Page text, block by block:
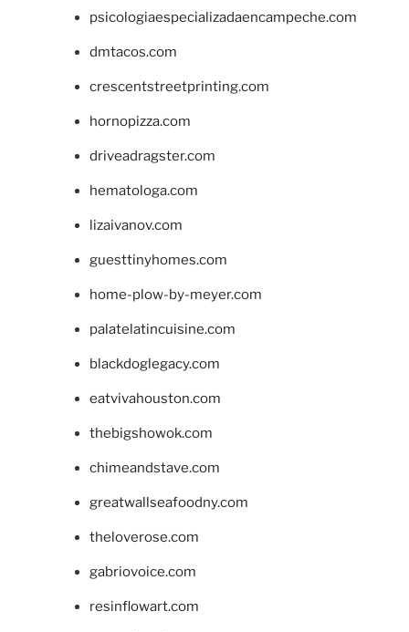
psicologiaespecializadaencampeche.com
dmtacos.com
crescentstreetprinting.com
hornopizza.com
driveadragster.com
hematologa.com
lizaivanov.com
guesttinyhomes.com
home-plow-by-meyer.com
palatelatincuisine.com
blackdoglegacy.com
eatvivahouston.com
thebigshowok.com
chimeandstave.com
greatwallseafoodny.com
theloverose.com
gabriovoice.com
resinflowart.com